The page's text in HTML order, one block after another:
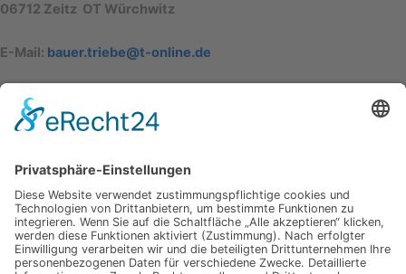
06712 Zeitz OT Würchwitz
E-Mail: bauer.triebe@t-online.de
Wein & Sektgut Hubertus Triebe
Facebook-f Instagram
Kontaktmöglichkeiten
Kontaktformular
03 44 26 / 21 420